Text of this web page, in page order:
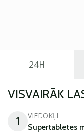
24H
VISVAIRĀK
1
VIEDOKĻI
Supertabletes